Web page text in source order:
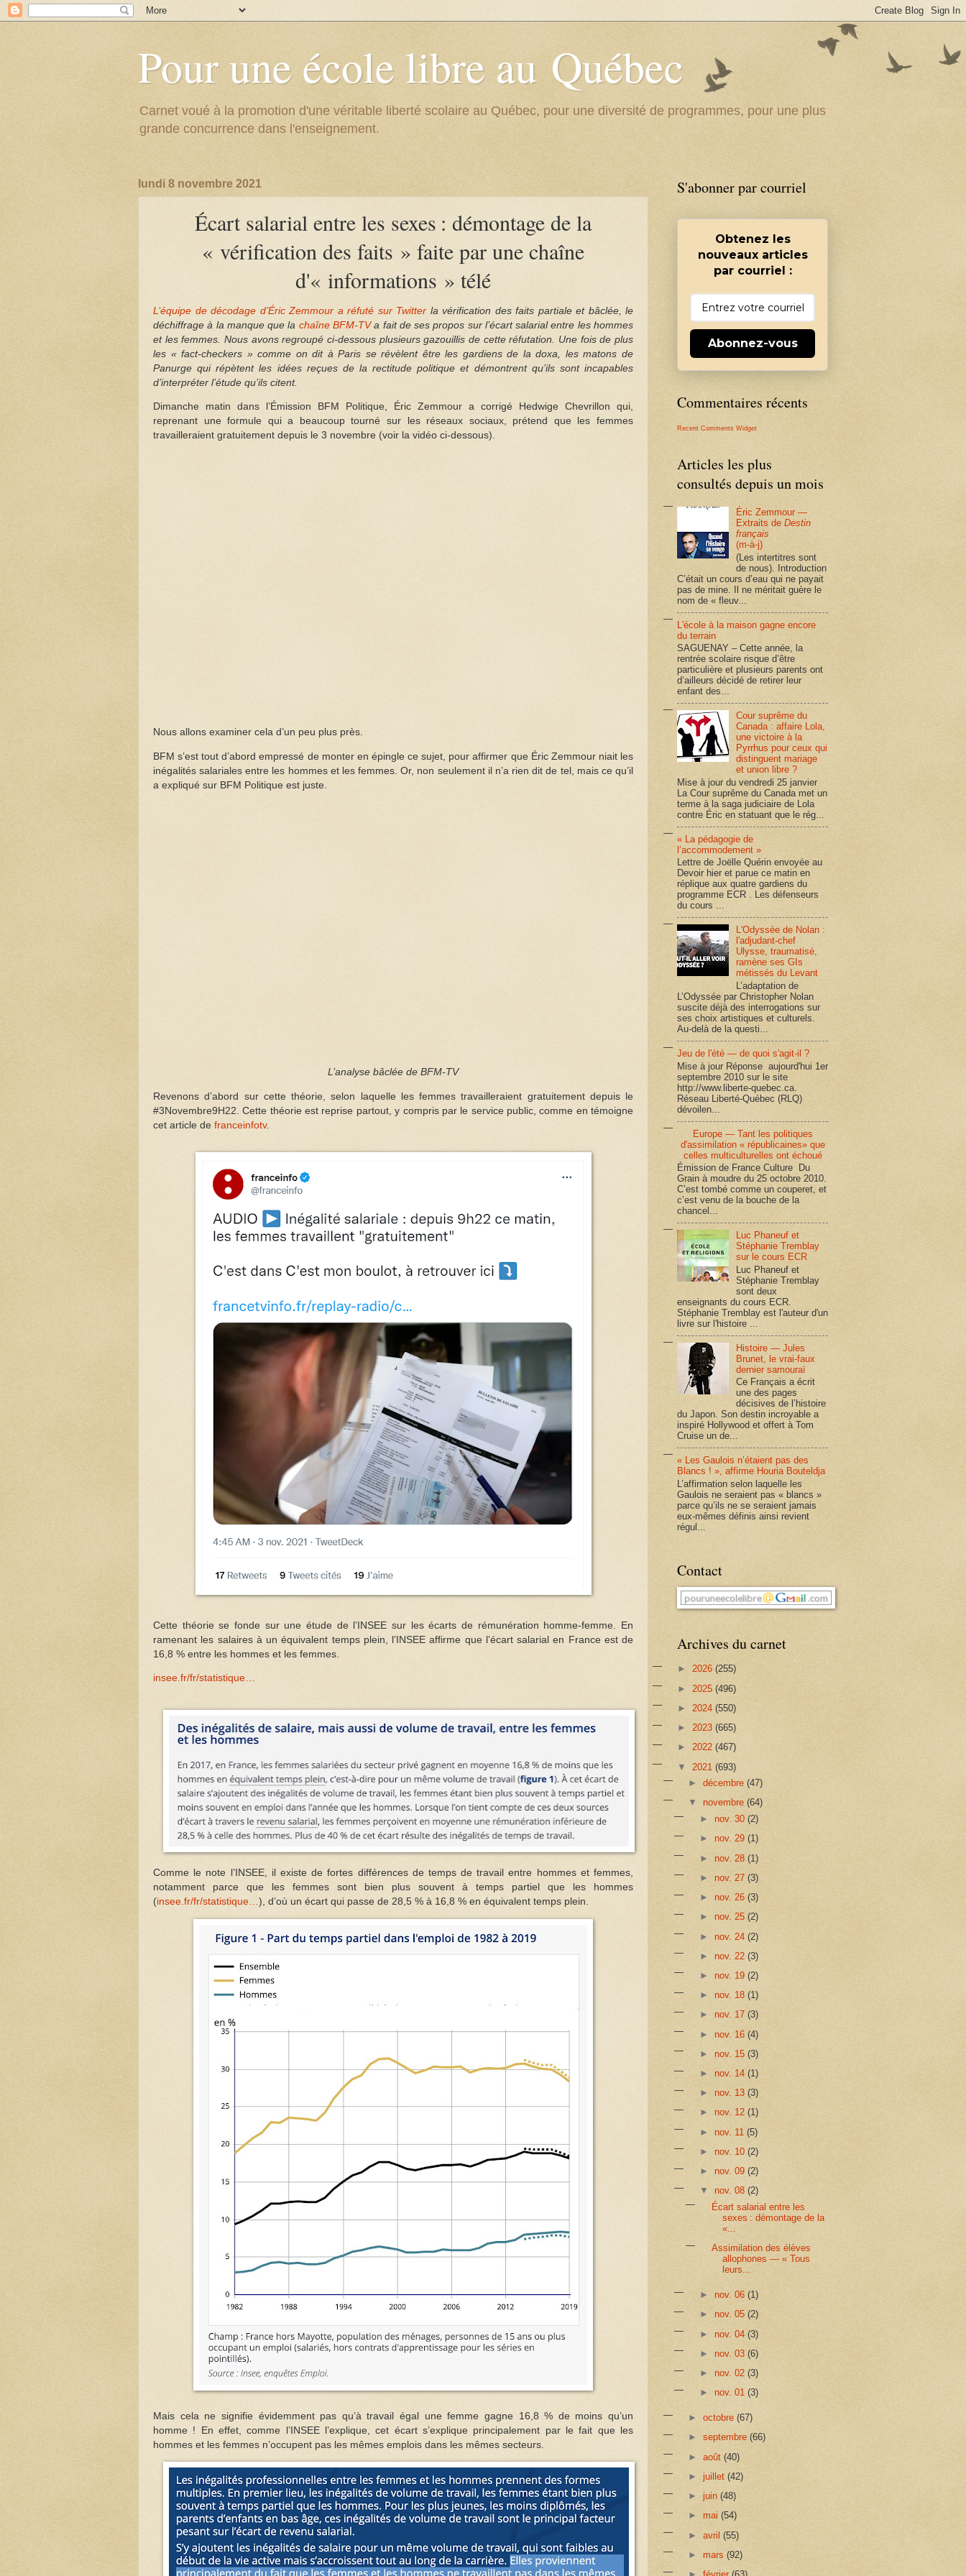
Pour une école libre au Québec
Carnet voué à la promotion d'une véritable liberté scolaire au Québec, pour une diversité de programmes, pour une plus
grande concurrence dans l'enseignement.
lundi 8 novembre 2021
Écart salarial entre les sexes : démontage de la
« vérification des faits » faite par une chaîne
d'« informations » télé
L’équipe de décodage d’Éric Zemmour a réfuté sur Twitter la vérification des faits partiale et bâclée, le
déchiffrage à la manque que la chaîne BFM-TVa fait de ses propos sur l’écart salarial entre les hommes
et les femmes. Nous avons regroupé ci-dessous plusieurs gazouillis de cette réfutation. Une fois de plus
les « fact-checkers » comme on dit à Paris se révèlent être les gardiens de la doxa, les matons de
Panurge qui répètent les idées reçues de la rectitude politique et démontrent qu’ils sont incapables
d’interpréter l’étude qu’ils citent.
Dimanche matin dans l’Émission BFM Politique, Éric Zemmour a corrigé Hedwige Chevrillon qui,
reprenant une formule qui a beaucoup tourné sur les réseaux sociaux, prétend que les femmes
travailleraient gratuitement depuis le 3 novembre (voir la vidéo ci-dessous).
Nous allons examiner cela d’un peu plus près.
BFM s’est tout d’abord empressé de monter en épingle ce sujet, pour affirmer que Éric Zemmour niait les
inégalités salariales entre les hommes et les femmes. Or, non seulement il n’a rien dit de tel, mais ce qu’il
a expliqué sur BFM Politique est juste.
L’analyse bâclée de BFM-TV
Revenons d’abord sur cette théorie, selon laquelle les femmes travailleraient gratuitement depuis le
#3Novembre9H22. Cette théorie est reprise partout, y compris par le service public, comme en témoigne
cet article de franceinfotv.
Cette théorie se fonde sur une étude de l’INSEE sur les écarts de rémunération homme-femme. En
ramenant les salaires à un équivalent temps plein, l’INSEE affirme que l’écart salarial en France est de
16,8 % entre les hommes et les femmes.
insee.fr/fr/statistique…
Comme le note l’INSEE, il existe de fortes différences de temps de travail entre hommes et femmes,
notamment parce que les femmes sont bien plus souvent à temps partiel que les hommes
(insee.fr/fr/statistique…), d’où un écart qui passe de 28,5 % à 16,8 % en équivalent temps plein.
Mais cela ne signifie évidemment pas qu’à travail égal une femme gagne 16,8 % de moins qu’un
homme ! En effet, comme l’INSEE l’explique, cet écart s’explique principalement par le fait que les
hommes et les femmes n’occupent pas les mêmes emplois dans les mêmes secteurs.
S'abonner par courriel
Obtenez les
nouveaux articles
par courriel :
Abonnez-vous
Commentaires récents
Recent Comments Widget
Articles les plus
consultés depuis un mois
Éric Zemmour —
Extraits deDestin
français
(m-à-j)
(Les intertitres sont
de nous). Introduction
C’était un cours d’eau qui ne payait
pas de mine. Il ne méritait guère le
nom de « fleuv...
L'école à la maison gagne encore
du terrain
SAGUENAY – Cette année, la
rentrée scolaire risque d’être
particulière et plusieurs parents ont
d’ailleurs décidé de retirer leur
enfant des...
Cour suprême du
Canada : affaire Lola,
une victoire à la
Pyrrhus pour ceux qui
distinguent mariage
et union libre ?
Mise à jour du vendredi 25 janvier
La Cour suprême du Canada met un
terme à la saga judiciaire de Lola
contre Éric en statuant que le rég...
« La pédagogie de
l’accommodement »
Lettre de Joëlle Quérin envoyée au
Devoir hier et parue ce matin en
réplique aux quatre gardiens du
programme ECR . Les défenseurs
du cours ...
L'Odyssée de Nolan :
l'adjudant-chef
Ulysse, traumatisé,
ramène ses GIs
métissés du Levant
L’adaptation de
L’Odyssée par Christopher Nolan
suscite déjà des interrogations sur
ses choix artistiques et culturels.
Au-delà de la questi...
Jeu de l'été — de quoi s'agit-il ?
Mise à jour Réponse aujourd'hui 1er
septembre 2010 sur le site
http://www.liberte-quebec.ca.
Réseau Liberté-Québec (RLQ)
dévoilen...
Europe — Tant les politiques
d'assimilation « républicaines» que
celles multiculturelles ont échoué
Émission de France Culture Du
Grain à moudre du 25 octobre 2010.
C’est tombé comme un couperet, et
c’est venu de la bouche de la
chancel...
Luc Phaneuf et
Stéphanie Tremblay
sur le cours ECR
Luc Phaneuf et
Stéphanie Tremblay
sont deux
enseignants du cours ECR.
Stéphanie Tremblay est l'auteur d'un
livre sur l'histoire ...
Histoire — Jules
Brunet, le vrai-faux
dernier samouraï
Ce Français a écrit
une des pages
décisives de l’histoire
du Japon. Son destin incroyable a
inspiré Hollywood et offert à Tom
Cruise un de...
« Les Gaulois n’étaient pas des
Blancs ! », affirme Houria Bouteldja
L’affirmation selon laquelle les
Gaulois ne seraient pas « blancs »
parce qu’ils ne se seraient jamais
eux-mêmes définis ainsi revient
régul...
Contact
Archives du carnet
► 2026 (255)
► 2025 (496)
► 2024 (550)
► 2023 (665)
► 2022 (467)
▼ 2021 (693)
►décembre(47)
▼novembre(64)
► nov. 30 (2)
► nov. 29 (1)
► nov. 28 (1)
► nov. 27 (3)
► nov. 26 (3)
► nov. 25 (2)
► nov. 24 (2)
► nov. 22 (3)
► nov. 19 (2)
► nov. 18 (1)
► nov. 17 (3)
► nov. 16 (4)
► nov. 15 (3)
► nov. 14 (1)
► nov. 13 (3)
► nov. 12 (1)
► nov. 11 (5)
► nov. 10 (2)
► nov. 09 (2)
▼ nov. 08 (2)
Écart salarial entre les
sexes : démontage de la
«...
Assimilation des élèves
allophones — « Tous
leurs...
► nov. 06 (1)
► nov. 05 (2)
► nov. 04 (3)
► nov. 03 (6)
► nov. 02 (3)
► nov. 01 (3)
►octobre(67)
►septembre(66)
►août(40)
►juillet(42)
►juin(48)
►mai(54)
►avril(55)
►mars(92)